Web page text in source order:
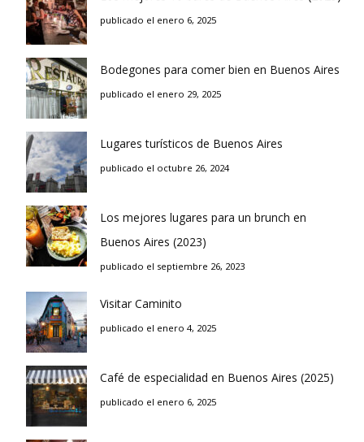
publicado el enero 6, 2025
Bodegones para comer bien en Buenos Aires
publicado el enero 29, 2025
Lugares turísticos de Buenos Aires
publicado el octubre 26, 2024
Los mejores lugares para un brunch en
Buenos Aires (2023)
publicado el septiembre 26, 2023
Visitar Caminito
publicado el enero 4, 2025
Café de especialidad en Buenos Aires (2025)
publicado el enero 6, 2025